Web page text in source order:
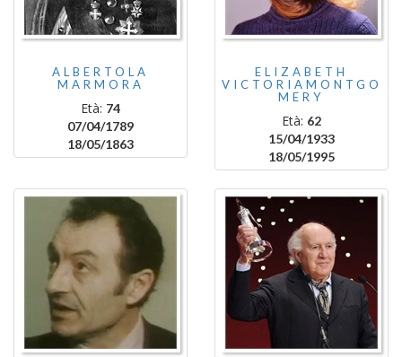
ALBERTOLA
MARMORA
Età: 74
07/04/1789
18/05/1863
ELIZABETH
VICTORIAMONTGO
MERY
Età: 62
15/04/1933
18/05/1995